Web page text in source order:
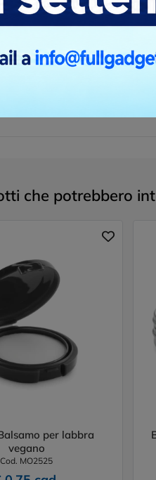
che potrebbero
per labbra
vegano
Cod. MO2525